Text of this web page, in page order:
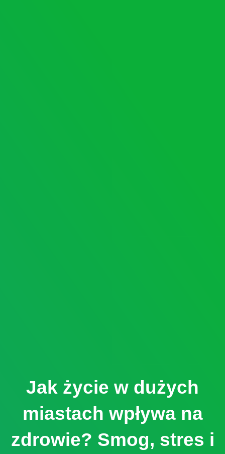
Jak życie w dużych
miastach wpływa na
zdrowie? Smog, stres i